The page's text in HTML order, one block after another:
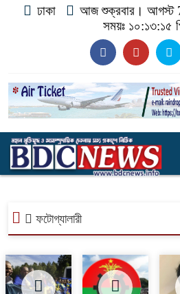
ঢাকা আজ শুক্রবার। আগস্ট 7,
সময়ঃ ১০:১৩:১৬
ফটোগ্যালারী